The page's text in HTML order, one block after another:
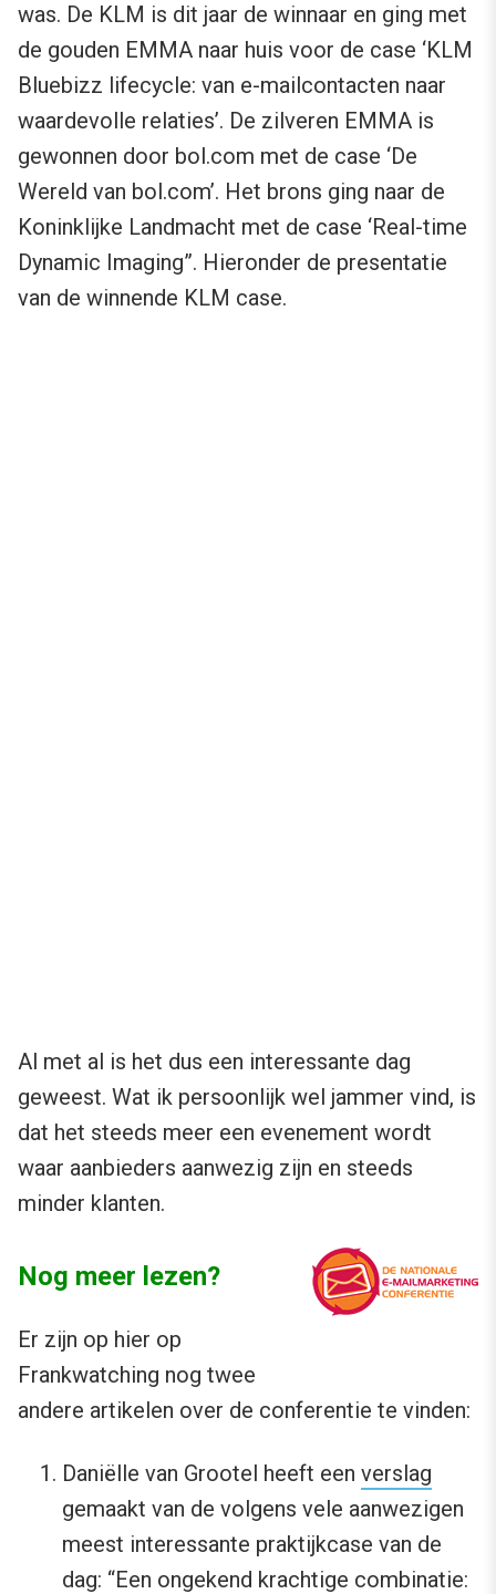
was. De KLM is dit jaar de winnaar en ging met
de gouden EMMA naar huis voor de case ‘KLM
Bluebizz lifecycle: van e-mailcontacten naar
waardevolle relaties’. De zilveren EMMA is
gewonnen door bol.com met de case ‘De
Wereld van bol.com’. Het brons ging naar de
Koninklijke Landmacht met de case ‘Real-time
Dynamic Imaging”. Hieronder de presentatie
van de winnende KLM case.
Al met al is het dus een interessante dag
geweest. Wat ik persoonlijk wel jammer vind, is
dat het steeds meer een evenement wordt
waar aanbieders aanwezig zijn en steeds
minder klanten.
Nog meer lezen?
Er zijn op hier op
Frankwatching nog twee
andere artikelen over de conferentie te vinden:
Daniëlle van Grootel heeft een verslag
gemaakt van de volgens vele aanwezigen
meest interessante praktijkcase van de
dag: “Een ongekend krachtige combinatie: